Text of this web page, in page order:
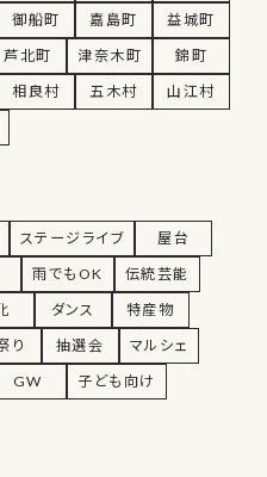
御船町 嘉島町
益城町
芦北町 津奈木町
錦町
相良村 五木村
山江村
ステージライブ
屋台
雨でもOK
伝統芸能
ダンス
特産物
り 抽選会
マルシェ
GW
子ども向け